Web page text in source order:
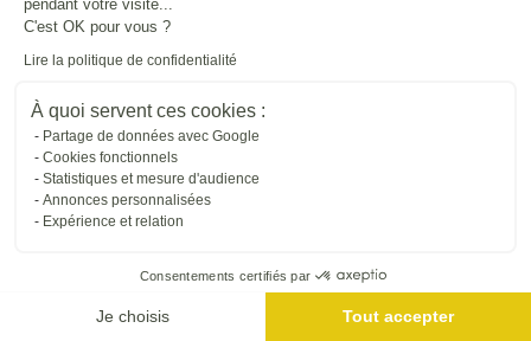
pendant votre visite...
C'est OK pour vous ?
Lire la politique de confidentialité
À quoi servent ces cookies :
Partage de données avec Google
Cookies fonctionnels
Statistiques et mesure d'audience
Annonces personnalisées
Expérience et relation
Consentements certifiés par
Je choisis Tout accepter
entourezet
beauté
Trouver une entreprise proche de chez vous